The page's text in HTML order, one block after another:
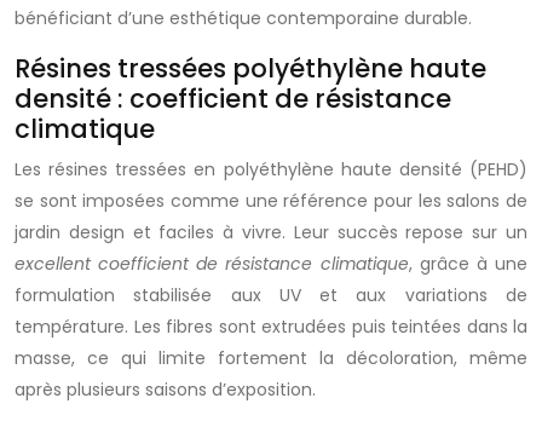
bénéficiant d’une esthétique contemporaine durable.
Résines tressées polyéthylène haute
densité : coefficient de résistance
climatique
Les résines tressées en polyéthylène haute densité (PEHD)
se sont imposées comme une référence pour les salons de
jardin design et faciles à vivre. Leur succès repose sur un
excellent coefficient de résistance climatique, grâce à une
formulation stabilisée aux UV et aux variations de
température. Les fibres sont extrudées puis teintées dans la
masse, ce qui limite fortement la décoloration, même
après plusieurs saisons d’exposition.